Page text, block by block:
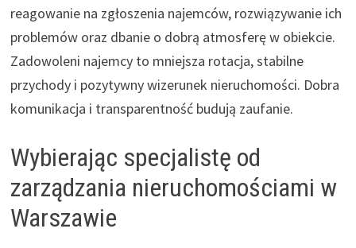
reagowanie na zgłoszenia najemców, rozwiązywanie ich
problemów oraz dbanie o dobrą atmosferę w obiekcie.
Zadowoleni najemcy to mniejsza rotacja, stabilne
przychody i pozytywny wizerunek nieruchomości. Dobra
komunikacja i transparentność budują zaufanie.
Wybierając specjalistę od
zarządzania nieruchomościami w
Warszawie